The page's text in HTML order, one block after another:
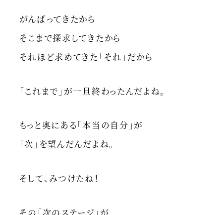
がんばってきたから
そこまで探求してきたから
それほど求めてきた「それ」だから
「これまで」が一旦終わったんだよね。
もっと奥にある「本当の自分」が
「次」を望んだんだよね。
そして、みつけたね！
その「次のステージ」が